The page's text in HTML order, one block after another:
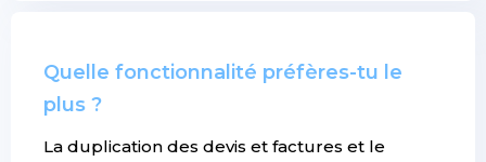
Quelle fonctionnalité préfères-tu le
plus ?
La duplication des devis et factures et le